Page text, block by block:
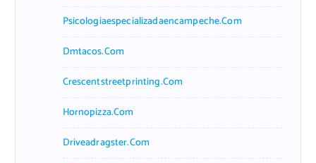
Psicologiaespecializadaencampeche.com
Dmtacos.com
Crescentstreetprinting.com
Hornopizza.com
Driveadragster.com